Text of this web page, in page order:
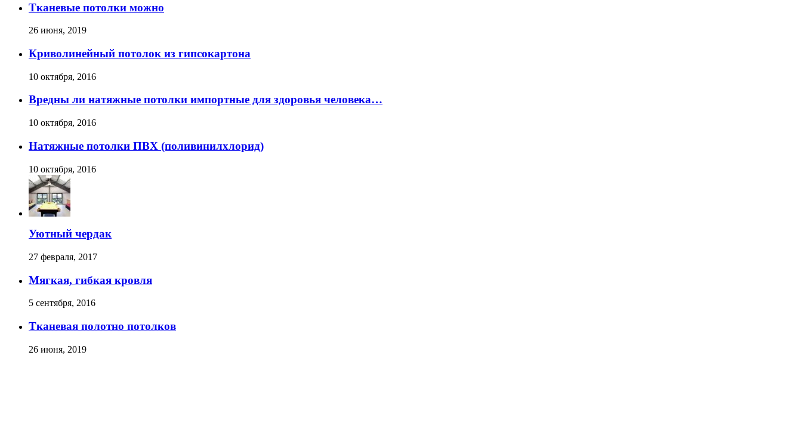
Тканевые потолки можно
26 июня, 2019
Криволинейный потолок из гипсокартона
10 октября, 2016
Вредны ли натяжные потолки импортные для здоровья человека…
10 октября, 2016
Натяжные потолки ПВХ (поливинилхлорид)
10 октября, 2016
Уютный чердак
27 февраля, 2017
Мягкая, гибкая кровля
5 сентября, 2016
Тканевая полотно потолков
26 июня, 2019